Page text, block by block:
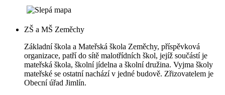
ZŠ a MŠ Zeměchy
Základní škola a Mateřská škola Zeměchy, příspěvková
organizace, patří do sítě malotřídních škol, jejíž součástí je
mateřská škola, školní jídelna a školní družina. Vyjma školy
mateřské se ostatní nachází v jedné budově. Zřizovatelem je
Obecní úřad Jimlín.